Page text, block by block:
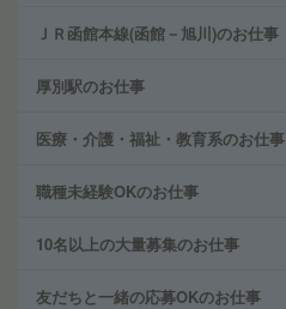
ＪＲ函館本線(函館－旭川)のお仕事
厚別駅のお仕事
医療・介護・福祉・教育系のお仕事
職種未経験OKのお仕事
10名以上の大量募集のお仕事
友だちと一緒の応募OKのお仕事